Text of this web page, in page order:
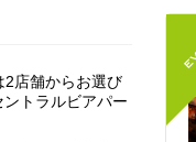
2店舗からお選び
トラルビアパー